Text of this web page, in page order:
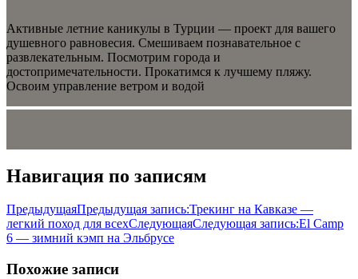
Активные летние каникулы в Турции — проект для вашего
душевного равновесия. Смешиваем познавательное с
развлекательным. Посмотрим города и
достопримечательности. Прокатимся к лучшему пляжу.
Освоим управление ветром и водой
Навигация по записям
ПредыдущаяПредыдущая запись:Трекинг на Кавказе —
легкий поход для всехСледующаяСледующая запись:El Camp
6 — зимний кэмп на Эльбрусе
Похожие записи